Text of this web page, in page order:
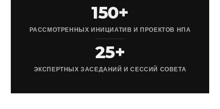
150+
РАССМОТРЕННЫХ ИНИЦИАТИВ И ПРОЕКТОВ НПА
25+
ЭКСПЕРТНЫХ ЗАСЕДАНИЙ И СЕССИЙ СОВЕТА